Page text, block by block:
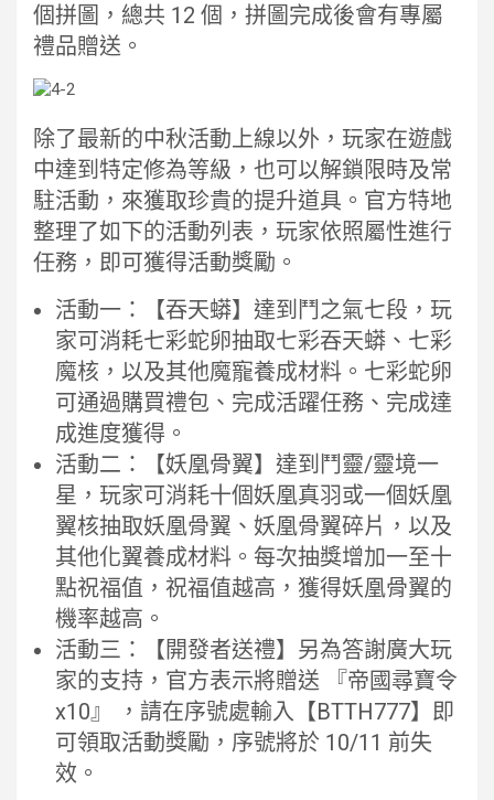
個拼圖，總共 12 個，拼圖完成後會有專屬
禮品贈送。
除了最新的中秋活動上線以外，玩家在遊戲
中達到特定修為等級，也可以解鎖限時及常
駐活動，來獲取珍貴的提升道具。官方特地
整理了如下的活動列表，玩家依照屬性進行
任務，即可獲得活動獎勵。
活動一：【吞天蟒】達到鬥之氣七段，玩
家可消耗七彩蛇卵抽取七彩吞天蟒、七彩
魔核，以及其他魔寵養成材料。七彩蛇卵
可通過購買禮包、完成活躍任務、完成達
成進度獲得。
活動二：【妖凰骨翼】達到鬥靈/靈境一
星，玩家可消耗十個妖凰真羽或一個妖凰
翼核抽取妖凰骨翼、妖凰骨翼碎片，以及
其他化翼養成材料。每次抽獎增加一至十
點祝福值，祝福值越高，獲得妖凰骨翼的
機率越高。
活動三：【開發者送禮】另為答謝廣大玩
家的支持，官方表示將贈送 『帝國尋寶令
x10』 ，請在序號處輸入【BTTH777】即
可領取活動獎勵，序號將於 10/11 前失
效。